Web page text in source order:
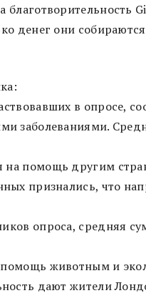
денег они
в опросе,
заболеваниями.
помощь другим
признались, что
опроса, средняя
животным и
дают жители